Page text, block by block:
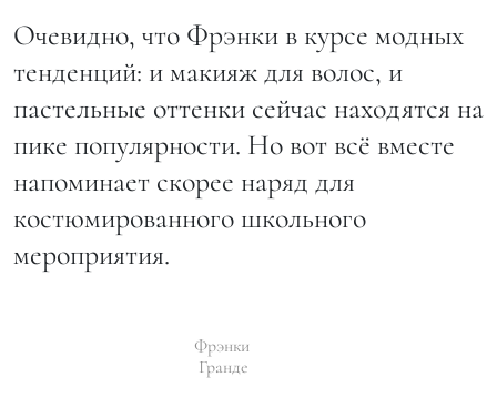
Очевидно, что Фрэнки в курсе модных
тенденций: и макияж для волос, и
пастельные оттенки сейчас находятся на
пике популярности. Но вот всё вместе
напоминает скорее наряд для
костюмированного школьного
мероприятия.
Фрэнки
Гранде